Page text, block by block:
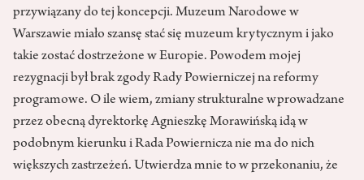
przywiązany do tej koncepcji. Muzeum Narodowe w
Warszawie miało szansę stać się muzeum krytycznym i jako
takie zostać dostrzeżone w Europie. Powodem mojej
rezygnacji był brak zgody Rady Powierniczej na reformy
programowe. O ile wiem, zmiany strukturalne wprowadzane
przez obecną dyrektorkę Agnieszkę Morawińską idą w
podobnym kierunku i Rada Powiernicza nie ma do nich
większych zastrzeżeń. Utwierdza mnie to w przekonaniu, że